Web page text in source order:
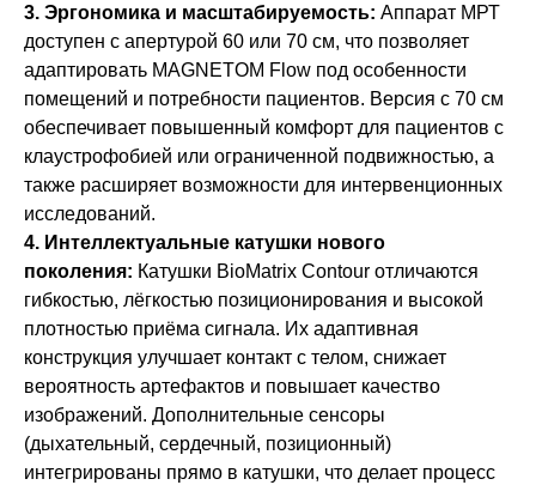
3. Эргономика и масштабируемость: Аппарат МРТ
доступен с апертурой 60 или 70 см, что позволяет
адаптировать MAGNETOM Flow под особенности
помещений и потребности пациентов. Версия с 70 см
обеспечивает повышенный комфорт для пациентов с
клаустрофобией или ограниченной подвижностью, а
также расширяет возможности для интервенционных
исследований.
4. Интеллектуальные катушки нового
поколения: Катушки BioMatrix Contour отличаются
гибкостью, лёгкостью позиционирования и высокой
плотностью приёма сигнала. Их адаптивная
конструкция улучшает контакт с телом, снижает
вероятность артефактов и повышает качество
изображений. Дополнительные сенсоры
(дыхательный, сердечный, позиционный)
интегрированы прямо в катушки, что делает процесс